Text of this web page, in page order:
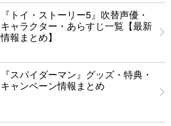
『トイ・ストーリー5』吹替声優・
キャラクター・あらすじ一覧【最新
情報まとめ】
『スパイダーマン』グッズ・特典・
キャンペーン情報まとめ